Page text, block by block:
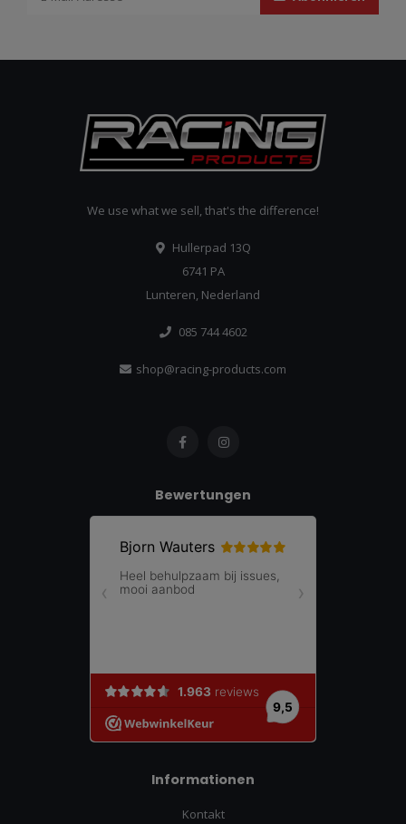
We use what we sell, that's the difference!
Hullerpad 13Q
6741 PA
Lunteren, Nederland
085 744 4602
shop@racing-products.com
Bewertungen
Informationen
Kontakt